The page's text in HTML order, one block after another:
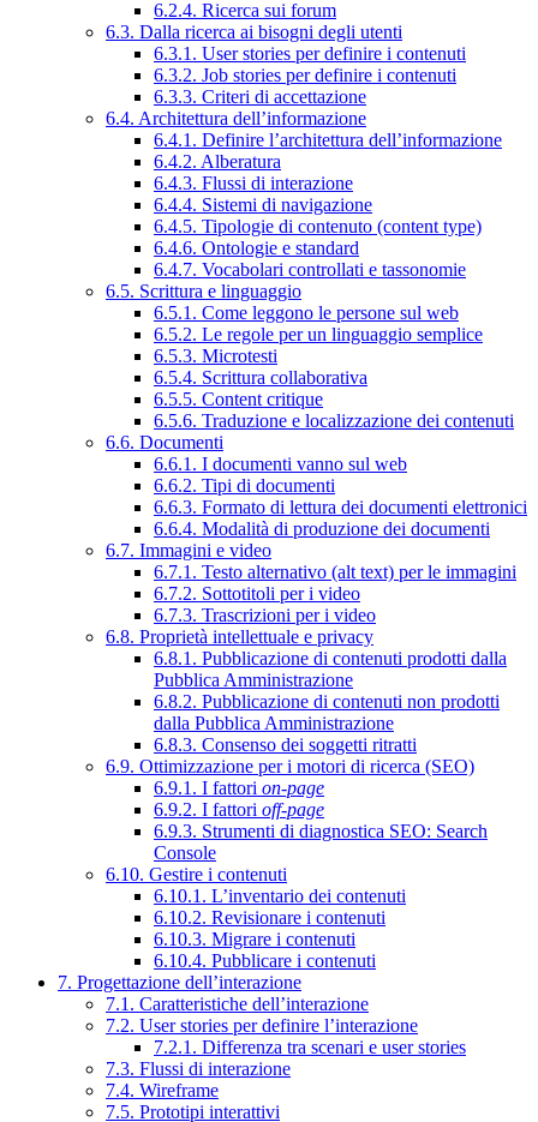
6.2.4. Ricerca sui forum
6.3. Dalla ricerca ai bisogni degli utenti
6.3.1. User stories per definire i contenuti
6.3.2. Job stories per definire i contenuti
6.3.3. Criteri di accettazione
6.4. Architettura dell’informazione
6.4.1. Definire l’architettura dell’informazione
6.4.2. Alberatura
6.4.3. Flussi di interazione
6.4.4. Sistemi di navigazione
6.4.5. Tipologie di contenuto (content type)
6.4.6. Ontologie e standard
6.4.7. Vocabolari controllati e tassonomie
6.5. Scrittura e linguaggio
6.5.1. Come leggono le persone sul web
6.5.2. Le regole per un linguaggio semplice
6.5.3. Microtesti
6.5.4. Scrittura collaborativa
6.5.5. Content critique
6.5.6. Traduzione e localizzazione dei contenuti
6.6. Documenti
6.6.1. I documenti vanno sul web
6.6.2. Tipi di documenti
6.6.3. Formato di lettura dei documenti elettronici
6.6.4. Modalità di produzione dei documenti
6.7. Immagini e video
6.7.1. Testo alternativo (alt text) per le immagini
6.7.2. Sottotitoli per i video
6.7.3. Trascrizioni per i video
6.8. Proprietà intellettuale e privacy
6.8.1. Pubblicazione di contenuti prodotti dalla
Pubblica Amministrazione
6.8.2. Pubblicazione di contenuti non prodotti
dalla Pubblica Amministrazione
6.8.3. Consenso dei soggetti ritratti
6.9. Ottimizzazione per i motori di ricerca (SEO)
6.9.1. I fattori on-page
6.9.2. I fattori off-page
6.9.3. Strumenti di diagnostica SEO: Search
Console
6.10. Gestire i contenuti
6.10.1. L’inventario dei contenuti
6.10.2. Revisionare i contenuti
6.10.3. Migrare i contenuti
6.10.4. Pubblicare i contenuti
7. Progettazione dell’interazione
7.1. Caratteristiche dell’interazione
7.2. User stories per definire l’interazione
7.2.1. Differenza tra scenari e user stories
7.3. Flussi di interazione
7.4. Wireframe
7.5. Prototipi interattivi